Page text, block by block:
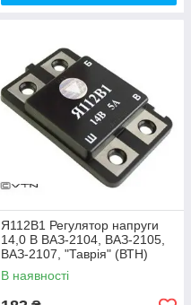
Я112В1 Регулятор напруги
14,0 В ВАЗ-2104, ВАЗ-2105,
ВАЗ-2107, "Таврія" (ВТН)
В наявності